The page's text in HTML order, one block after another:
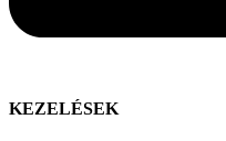
KEZELÉSEK